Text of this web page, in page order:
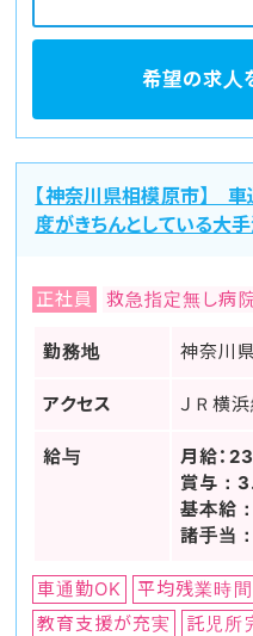
希望の求人
【神奈川県相模原市】
度がきちんとしている大手
正社員 救急指定無し病
勤務地 神奈川
アクセス ＪＲ横
給与
月給：
賞与：
基本給
諸手当
車通勤OK 平均残業時
教育支援が充実
託児所